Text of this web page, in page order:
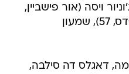
ג'וניור ויסה (אור פישביין,
65), פטי נימבה (חאיר סספדס, 57), שמעון
דאגלס דה סילבה,